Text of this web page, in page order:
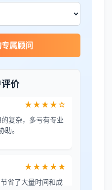
属顾问
价
★★★★★
泰国建厂的所有法
★★★★☆
复杂，多亏有专业
助。
★★★★★
省了大量时间和成